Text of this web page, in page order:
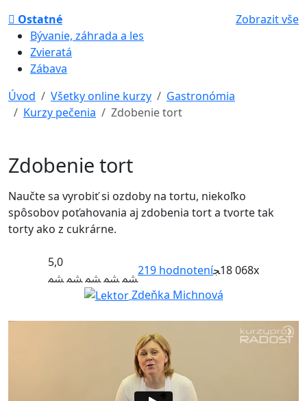
Ostatné
Zobrazit vše
Bývanie, záhrada a les
Zvieratá
Zábava
Úvod
Všetky online kurzy
Gastronómia
Kurzy pečenia
Zdobenie tort
Zdobenie tort
Naučte sa vyrobiť si ozdoby na tortu, niekoľko
spôsobov poťahovania aj zdobenia tort a tvorte tak
torty ako z cukrárne.
5,0
219 hodnotení 18 068x
Zdeňka Michnová